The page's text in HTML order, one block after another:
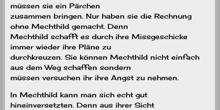
müssen sie ein Pärchen
zusammen bringen. Nur haben sie die Rechnung
ohne Mechthild gemacht. Denn
Mechthild schafft es durch ihre Missgeschicke
immer wieder ihre Pläne zu
durchkreuzen. Sie können Mechthild nicht einfach
aus dem Weg schaffen sondern
müssen versuchen ihr ihre Angst zu nehmen.
In Mechthild kann man sich echt gut
hineinversetzten. Denn aus ihrer Sicht